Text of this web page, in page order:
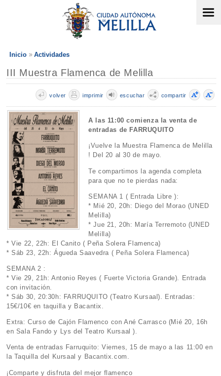
Inicio Actividades
III Muestra Flamenca de Melilla
compartir
escuchar
imprimir
volver
A las 11:00 comienza la venta de
entradas de FARRUQUITO
¡Vuelve la Muestra Flamenca de Melilla
! Del 20 al 30 de mayo.
Te compartimos la agenda completa
para que no te pierdas nada:
SEMANA 1 ( Entrada Libre ):
* Mié 20, 20h: Diego del Morao (UNED
Melilla)
* Jue 21, 20h: María Terremoto (UNED
Melilla)
* Vie 22, 22h: El Canito ( Peña Solera Flamenca)
* Sáb 23, 22h: Águeda Saavedra ( Peña Solera Flamenca)
SEMANA 2 :
* Vie 29, 21h: Antonio Reyes ( Fuerte Victoria Grande). Entrada
con invitación.
* Sáb 30, 20:30h: FARRUQUITO (Teatro Kursaal). Entradas:
15€/10€ en taquilla y Bacantix.
Extra: Curso de Cajón Flamenco con Ané Carrasco (Mié 20, 16h
en Sala Fando y Lys del Teatro Kursaal ).
Venta de entradas Farruquito: Viernes, 15 de mayo a las 11:00 en
la Taquilla del Kursaal y Bacantix.com.
¡Comparte y disfruta del mejor flamenco